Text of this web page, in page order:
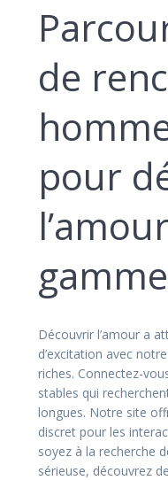
de
pour
gamme
Découvrir l’amour a
d’excitation avec
riches. Connectez-
stables qui
longues. Notre site
discret pour les
soyez à la recherche
sérieuse, découvrez